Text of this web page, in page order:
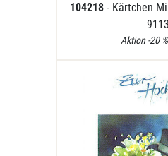
104218 - Kärtchen
9113
Aktion -20